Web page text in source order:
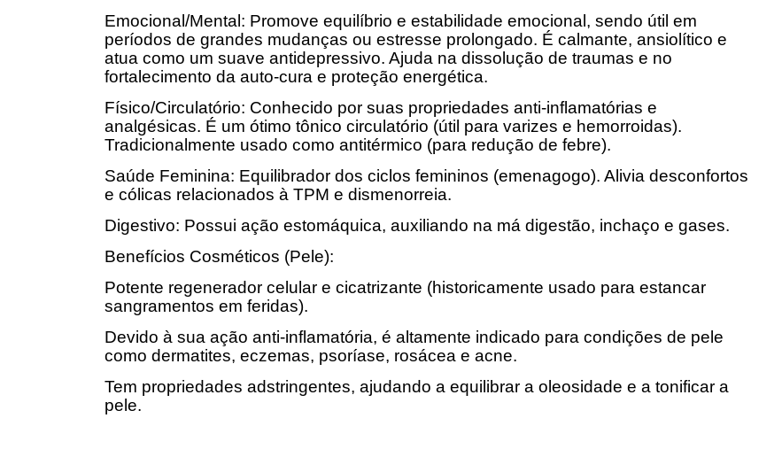
Emocional/Mental: Promove equilíbrio e estabilidade emocional, sendo útil em
períodos de grandes mudanças ou estresse prolongado. É calmante, ansiolítico e
atua como um suave antidepressivo. Ajuda na dissolução de traumas e no
fortalecimento da auto-cura e proteção energética.
Físico/Circulatório: Conhecido por suas propriedades anti-inflamatórias e
analgésicas. É um ótimo tônico circulatório (útil para varizes e hemorroidas).
Tradicionalmente usado como antitérmico (para redução de febre).
Saúde Feminina: Equilibrador dos ciclos femininos (emenagogo). Alivia desconfortos
e cólicas relacionados à TPM e dismenorreia.
Digestivo: Possui ação estomáquica, auxiliando na má digestão, inchaço e gases.
Benefícios Cosméticos (Pele):
Potente regenerador celular e cicatrizante (historicamente usado para estancar
sangramentos em feridas).
Devido à sua ação anti-inflamatória, é altamente indicado para condições de pele
como dermatites, eczemas, psoríase, rosácea e acne.
Tem propriedades adstringentes, ajudando a equilibrar a oleosidade e a tonificar a
pele.